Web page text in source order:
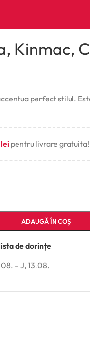
Kinmac,
perfect stilul.
lei pentru livrare gratuita!
ADAUGĂ ÎN COȘ
de dorințe
– J, 13.08.